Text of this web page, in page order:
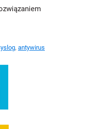
, antywirus